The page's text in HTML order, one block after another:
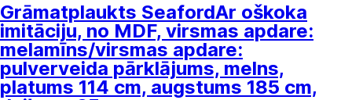
Grāmatplaukts SeafordAr oškoka
imitāciju, no MDF, virsmas apdare:
melamīns/virsmas apdare:
pulverveida pārklājums, melns,
platums 114 cm, augstums 185 cm,